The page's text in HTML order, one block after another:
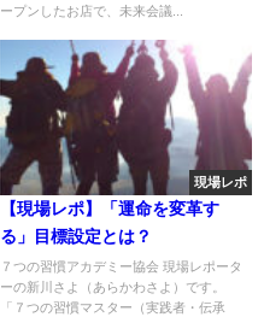
ープンしたお店で、未来会議...
現場レポ
【現場レポ】「運命を変革す
る」目標設定とは？
７つの習慣アカデミー協会 現場レポータ
ーの新川さよ（あらかわさよ）です。
「７つの習慣マスター（実践者・伝承